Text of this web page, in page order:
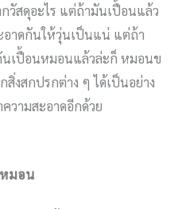
วัสดุอะไร แต่ถ้ามันเปื้อนแล้ว
อาดกันให้วุ่นเป็นแน่ แต่ถ้า
เปื้อนหมอนแล้วล่ะก็ หมอนข
งสกปรกต่าง ๆ ได้เป็นอย่าง
วามสะอาดอีกด้วย
หมอน